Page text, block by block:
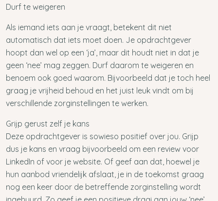
Durf te weigeren
Als iemand iets aan je vraagt, betekent dit niet
automatisch dat iets moet doen. Je opdrachtgever
hoopt dan wel op een ‘ja’, maar dit houdt niet in dat je
geen ‘nee’ mag zeggen. Durf daarom te weigeren en
benoem ook goed waarom. Bijvoorbeeld dat je toch heel
graag je vrijheid behoud en het juist leuk vindt om bij
verschillende zorginstellingen te werken.
Grijp gerust zelf je kans
Deze opdrachtgever is sowieso positief over jou. Grijp
dus je kans en vraag bijvoorbeeld om een review voor
LinkedIn of voor je website. Of geef aan dat, hoewel je
hun aanbod vriendelijk afslaat, je in de toekomst graag
nog een keer door de betreffende zorginstelling wordt